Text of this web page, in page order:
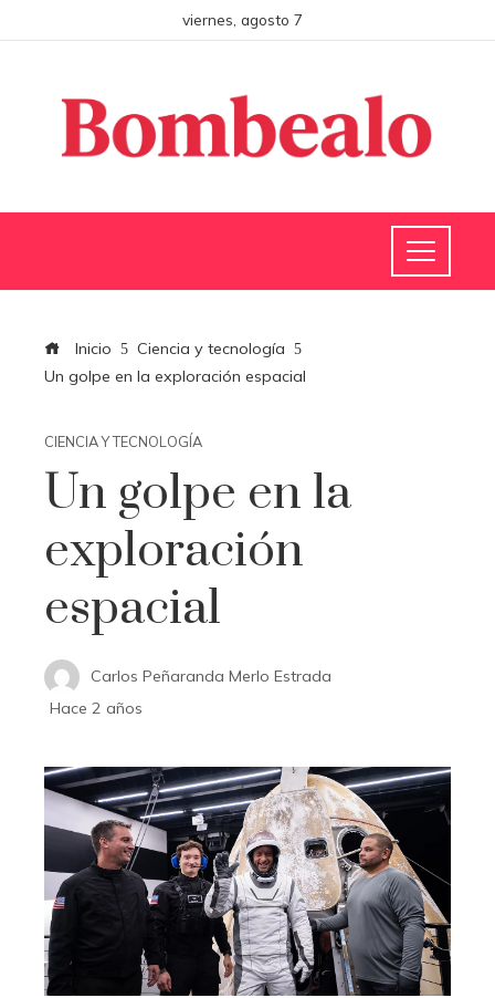
viernes, agosto 7
Inicio
Ciencia y tecnología
Un golpe en la exploración espacial
CIENCIA Y TECNOLOGÍA
Un golpe en la
exploración
espacial
Carlos Peñaranda Merlo Estrada
Hace 2 años